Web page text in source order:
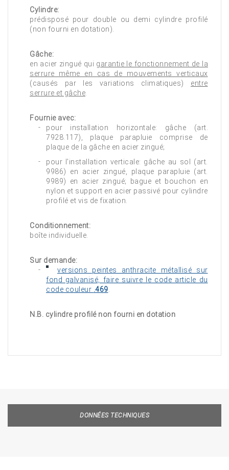
Cylindre:
prédisposé pour double ou demi cylindre profilé
(non fourni en dotation).
Gâche:
en acier zingué qui garantie le fonctionnement de la
serrure même en cas de mouvements verticaux
(causés par les variations climatiques) entre
serrure et gâche
Fournie avec:
pour installation horizontale: gâche (art.
7928.117), plaque parapluie comprise de
plaque de la gâche en acier zingué;
pour l'installation verticale: gâche au sol (art.
9986) en acier zingué, plaque parapluie (art.
9989) en acier zingué; bague et bouchon en
nylon et support en acier passivé pour cylindre
profilé et vis de fixation.
Conditionnement:
boîte individuelle.
Sur demande:
versions peintes anthracite métallisé sur
fond galvanisé, faire suivre le code article du
code couleur .469
N.B. cylindre profilé non fourni en dotation
DONNÉES TECHNIQUES